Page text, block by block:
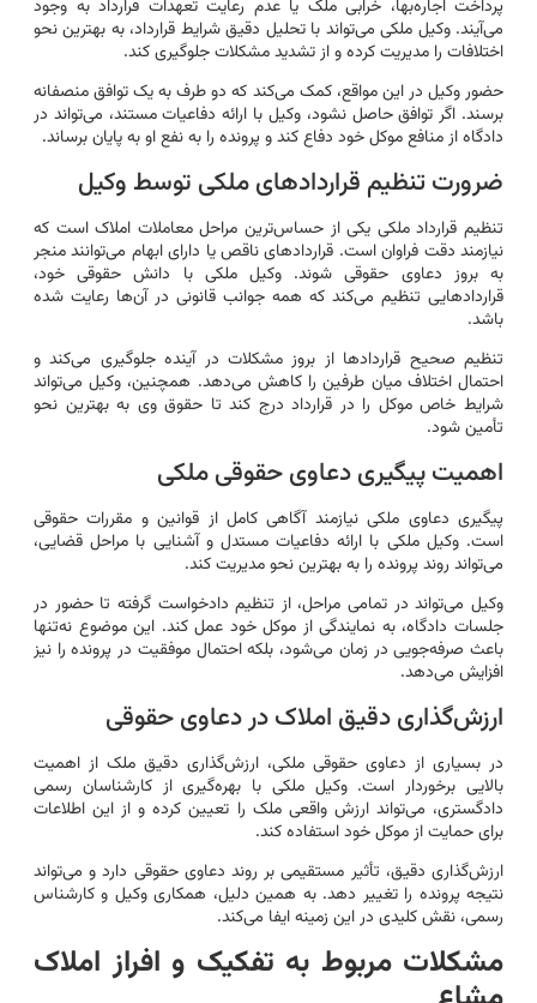
پرداخت اجاره‌بها، خرابی ملک یا عدم رعایت تعهدات قرارداد به وجود
می‌آیند. وکیل ملکی می‌تواند با تحلیل دقیق شرایط قرارداد، به بهترین نحو
اختلافات را مدیریت کرده و از تشدید مشکلات جلوگیری کند.
حضور وکیل در این مواقع، کمک می‌کند که دو طرف به یک توافق منصفانه
برسند. اگر توافق حاصل نشود، وکیل با ارائه دفاعیات مستند، می‌تواند در
دادگاه از منافع موکل خود دفاع کند و پرونده را به نفع او به پایان برساند.
ضرورت تنظیم قراردادهای ملکی توسط وکیل
تنظیم قرارداد ملکی یکی از حساس‌ترین مراحل معاملات املاک است که
نیازمند دقت فراوان است. قراردادهای ناقص یا دارای ابهام می‌توانند منجر
به بروز دعاوی حقوقی شوند. وکیل ملکی با دانش حقوقی خود،
قراردادهایی تنظیم می‌کند که همه جوانب قانونی در آن‌ها رعایت شده
باشد.
تنظیم صحیح قراردادها از بروز مشکلات در آینده جلوگیری می‌کند و
احتمال اختلاف میان طرفین را کاهش می‌دهد. همچنین، وکیل می‌تواند
شرایط خاص موکل را در قرارداد درج کند تا حقوق وی به بهترین نحو
تأمین شود.
اهمیت پیگیری دعاوی حقوقی ملکی
پیگیری دعاوی ملکی نیازمند آگاهی کامل از قوانین و مقررات حقوقی
است. وکیل ملکی با ارائه دفاعیات مستدل و آشنایی با مراحل قضایی،
می‌تواند روند پرونده را به بهترین نحو مدیریت کند.
وکیل می‌تواند در تمامی مراحل، از تنظیم دادخواست گرفته تا حضور در
جلسات دادگاه، به نمایندگی از موکل خود عمل کند. این موضوع نه‌تنها
باعث صرفه‌جویی در زمان می‌شود، بلکه احتمال موفقیت در پرونده را نیز
افزایش می‌دهد.
ارزش‌گذاری دقیق املاک در دعاوی حقوقی
در بسیاری از دعاوی حقوقی ملکی، ارزش‌گذاری دقیق ملک از اهمیت
بالایی برخوردار است. وکیل ملکی با بهره‌گیری از کارشناسان رسمی
دادگستری، می‌تواند ارزش واقعی ملک را تعیین کرده و از این اطلاعات
برای حمایت از موکل خود استفاده کند.
ارزش‌گذاری دقیق، تأثیر مستقیمی بر روند دعاوی حقوقی دارد و می‌تواند
نتیجه پرونده را تغییر دهد. به همین دلیل، همکاری وکیل و کارشناس
رسمی، نقش کلیدی در این زمینه ایفا می‌کند.
مشکلات مربوط به تفکیک و افراز املاک